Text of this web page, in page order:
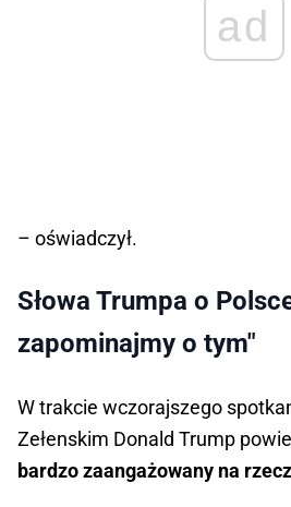
ad
– oświadczył.
Słowa Trumpa o
zapominajmy o tym"
W trakcie wczorajszego
Zełenskim Donald Trump
bardzo zaangażowany na